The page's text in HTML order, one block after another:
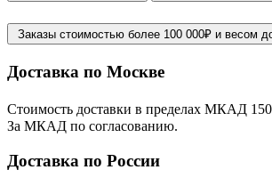
Заказы стоимостью более 100 000₽ и весом
Доставка по Москве
Стоимость доставки в пределах МКАД
За МКАД по согласованию.
Доставка по России